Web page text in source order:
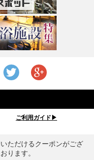
ご利用ガイド▶︎
ただけるクーポンがござ
ります。